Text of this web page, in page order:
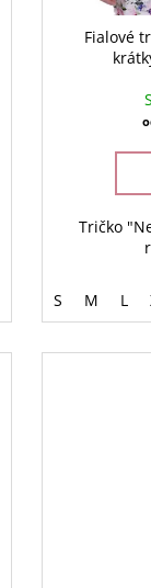
Fialové
Tričko
S M L